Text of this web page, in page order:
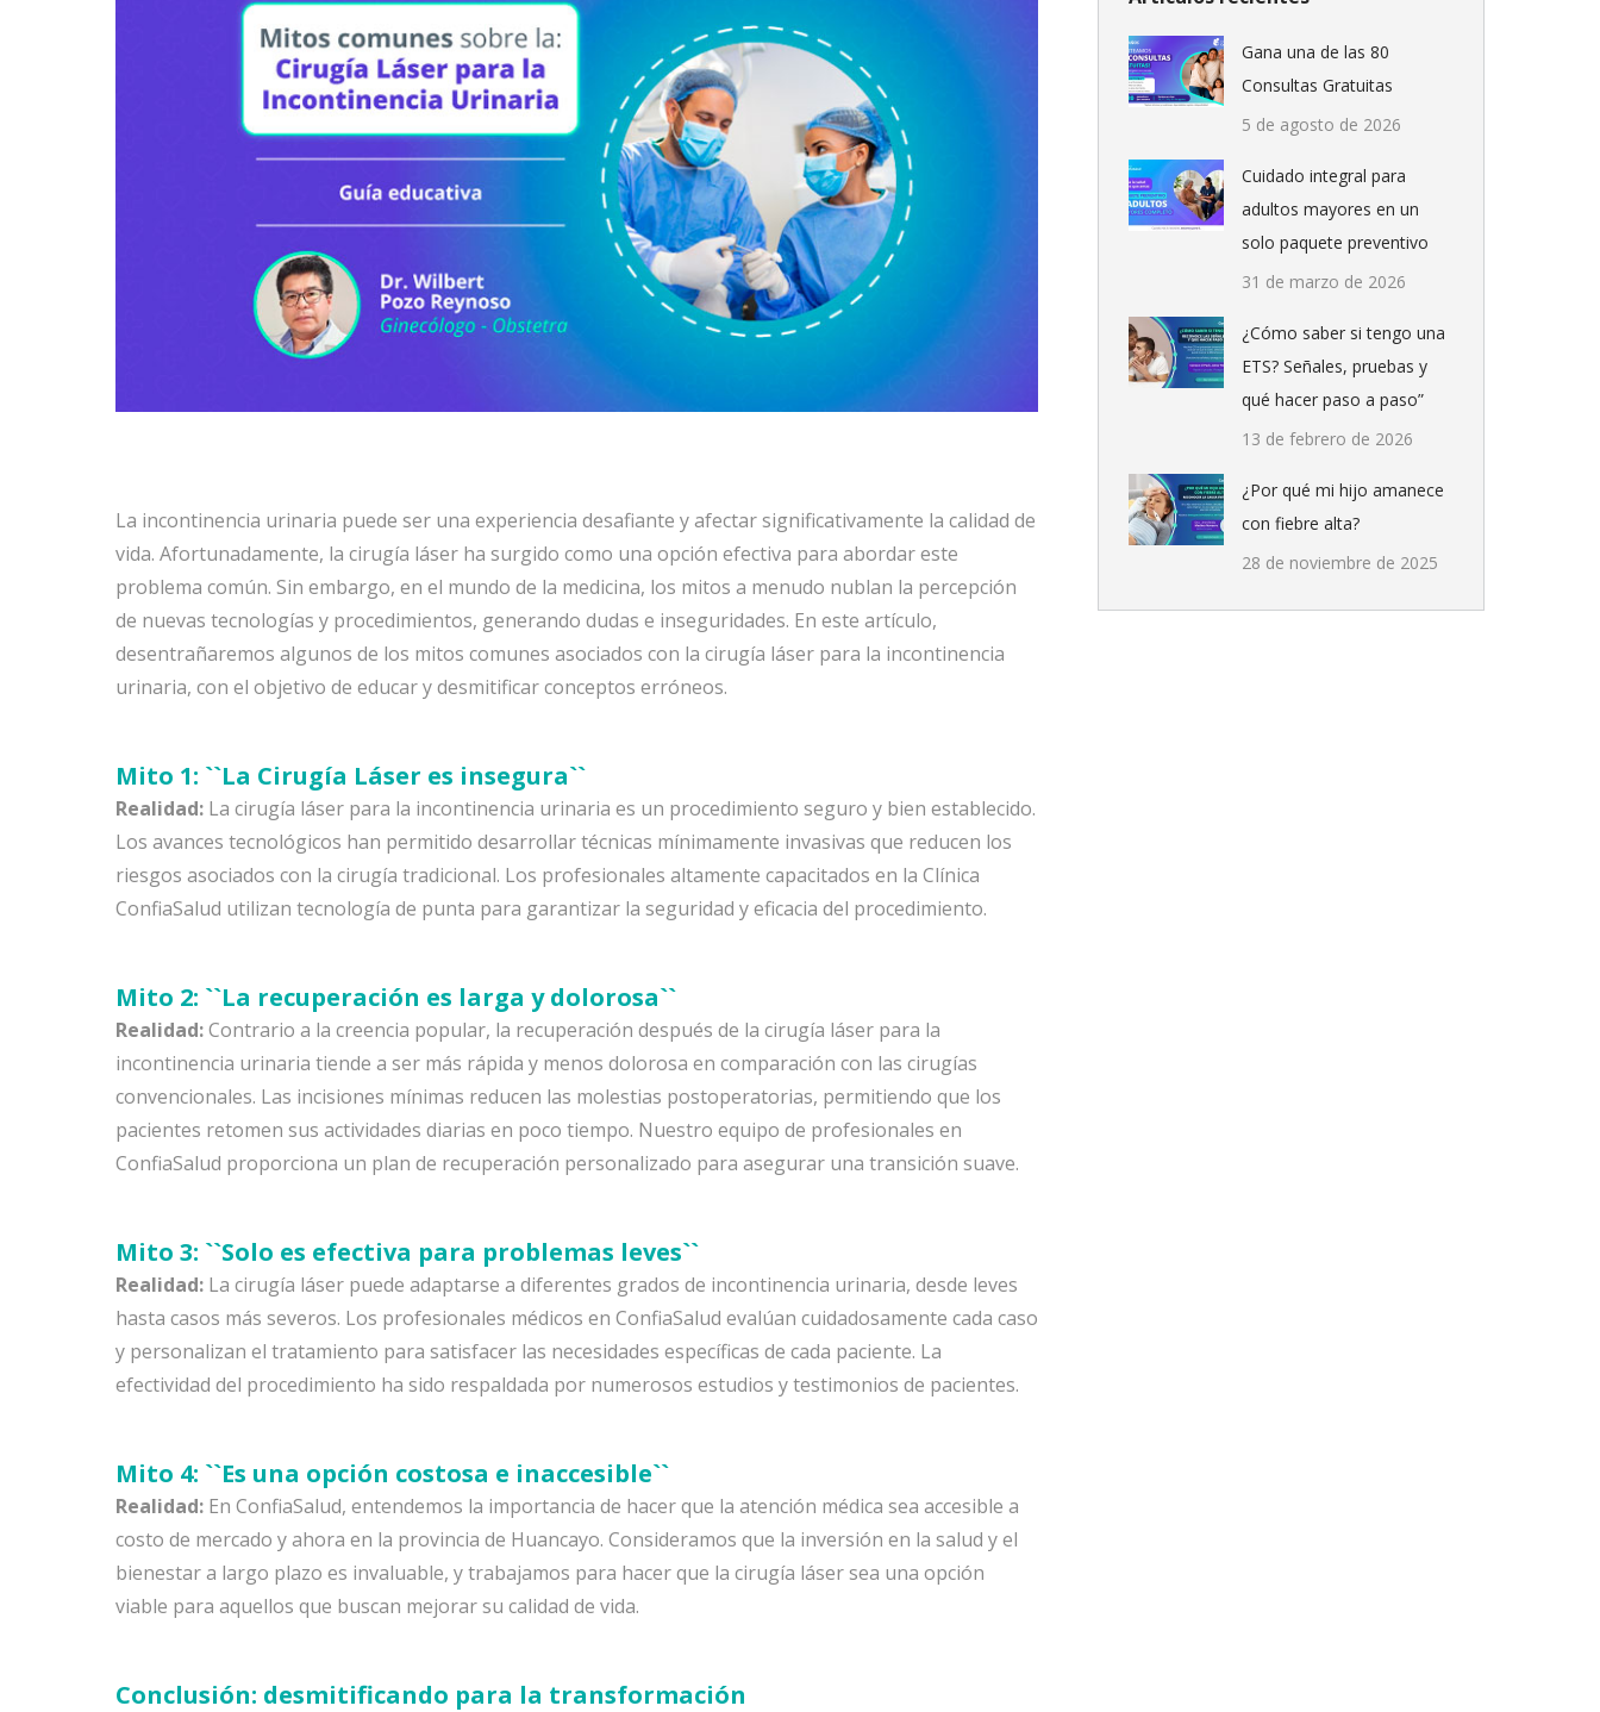
La incontinencia urinaria puede ser una experiencia desafiante y afectar significativamente la calidad de
vida. Afortunadamente, la cirugía láser ha surgido como una opción efectiva para abordar este
problema común. Sin embargo, en el mundo de la medicina, los mitos a menudo nublan la percepción
de nuevas tecnologías y procedimientos, generando dudas e inseguridades. En este artículo,
desentrañaremos algunos de los mitos comunes asociados con la cirugía láser para la incontinencia
urinaria, con el objetivo de educar y desmitificar conceptos erróneos.
Mito 1: ``La Cirugía Láser es insegura``
Realidad: La cirugía láser para la incontinencia urinaria es un procedimiento seguro y bien establecido.
Los avances tecnológicos han permitido desarrollar técnicas mínimamente invasivas que reducen los
riesgos asociados con la cirugía tradicional. Los profesionales altamente capacitados en la Clínica
ConfiaSalud utilizan tecnología de punta para garantizar la seguridad y eficacia del procedimiento.
Mito 2: ``La recuperación es larga y dolorosa``
Realidad:Contrario a la creencia popular, la recuperación después de la cirugía láser para la
incontinencia urinaria tiende a ser más rápida y menos dolorosa en comparación con las cirugías
convencionales. Las incisiones mínimas reducen las molestias postoperatorias, permitiendo que los
pacientes retomen sus actividades diarias en poco tiempo. Nuestro equipo de profesionales en
ConfiaSalud proporciona un plan de recuperación personalizado para asegurar una transición suave.
Mito 3: ``Solo es efectiva para problemas leves``
Realidad: La cirugía láser puede adaptarse a diferentes grados de incontinencia urinaria, desde leves
hasta casos más severos. Los profesionales médicos en ConfiaSalud evalúan cuidadosamente cada caso
y personalizan el tratamiento para satisfacer las necesidades específicas de cada paciente. La
efectividad del procedimiento ha sido respaldada por numerosos estudios y testimonios de pacientes.
Mito 4: ``Es una opción costosa e inaccesible``
Realidad: En ConfiaSalud, entendemos la importancia de hacer que la atención médica sea accesible a
costo de mercado y ahora en la provincia de Huancayo. Consideramos que la inversión en la salud y el
bienestar a largo plazo es invaluable, y trabajamos para hacer que la cirugía láser sea una opción
viable para aquellos que buscan mejorar su calidad de vida.
Conclusión: desmitificando para la transformación
Gana una de las 80
Consultas Gratuitas
5 de agosto de 2026
Cuidado integral para
adultos mayores en un
solo paquete preventivo
31 de marzo de 2026
¿Cómo saber si tengo una
ETS? Señales, pruebas y
qué hacer paso a paso”
13 de febrero de 2026
¿Por qué mi hijo amanece
con fiebre alta?
28 de noviembre de 2025